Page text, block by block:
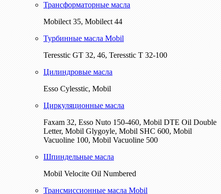
Трансформаторные масла
Mobilect 35, Mobilect 44
Турбинные масла Mobil
Teresstic GT 32, 46, Teresstic T 32-100
Цилиндровые масла
Esso Cylesstic, Mobil
Циркуляционные масла
Faxam 32, Esso Nuto 150-460, Mobil DTE Oil Double
Letter, Mobil Glygoyle, Mobil SHC 600, Mobil
Vacuoline 100, Mobil Vacuoline 500
Шпиндельные масла
Mobil Velocite Oil Numbered
Трансмиссионные масла Mobil